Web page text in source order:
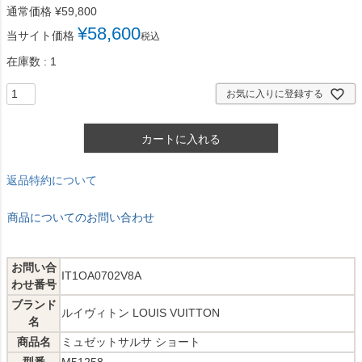
通常価格 ¥59,800
当サイト価格 ¥58,600税込
在庫数 1
お気に入りに登録する
カートに入れる
返品特約について
商品についてのお問い合わせ
お問い合
わせ番号
IT1OA0702V8A
ブランド
名
ルイヴィトン LOUIS VUITTON
商品名
ミュゼットサルサ ショート